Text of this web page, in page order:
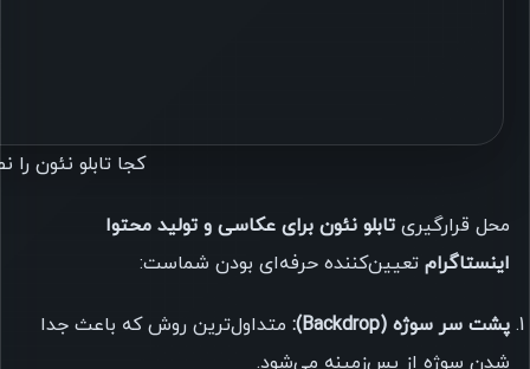
کجا تابلو نئون
محل قرارگیری تابلو نئون برای عکاسی و تولید محتوا
اینستاگرام تعیین‌کننده حرفه‌ای بودن شماست:
پشت سر سوژه (Backdrop):
متداول‌ترین روش که باعث جدا
شدن سوژه از پس‌زمینه می‌شود.